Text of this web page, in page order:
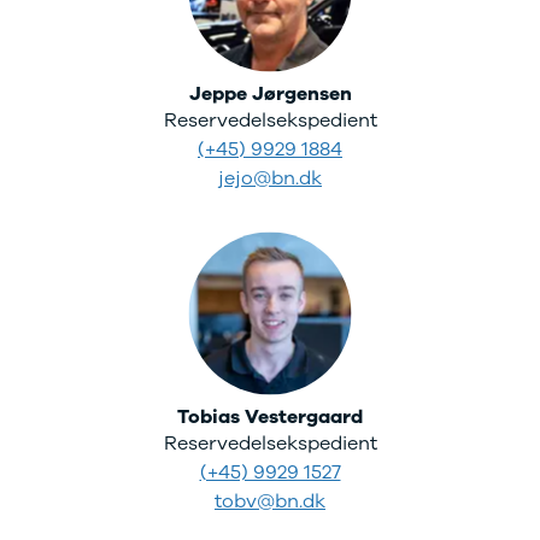
Elbil med
træk
Billig elbil
Audi
BMW
BYD
Cupra
Ford
Hyundai
Kia
Mazda
Mercedes
MINI
Nissan
Opel
Polestar
Jeppe Jørgensen
Reservedelsekspedient
(+45) 9929 1884
jejo@bn.dk
Tobias Vestergaard
Reservedelsekspedient
(+45) 9929 1527
tobv@bn.dk